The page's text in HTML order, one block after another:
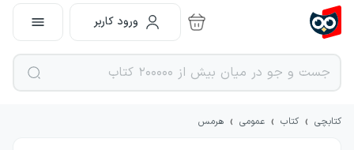
ورود کاربر
کتابچی › کتاب › عمومی › هرمس